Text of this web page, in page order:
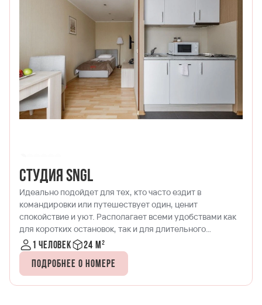
Студия SNGL
Идеально подойдет для тех, кто часто ездит в
командировки или путешествует один, ценит
спокойствие и уют. Располагает всеми удобствами как
для коротких остановок, так и для длительного
проживания.
1 человек
24 м²
Подробнее о номере